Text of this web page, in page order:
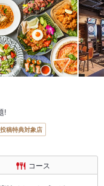
!
稿特典対象店
コース